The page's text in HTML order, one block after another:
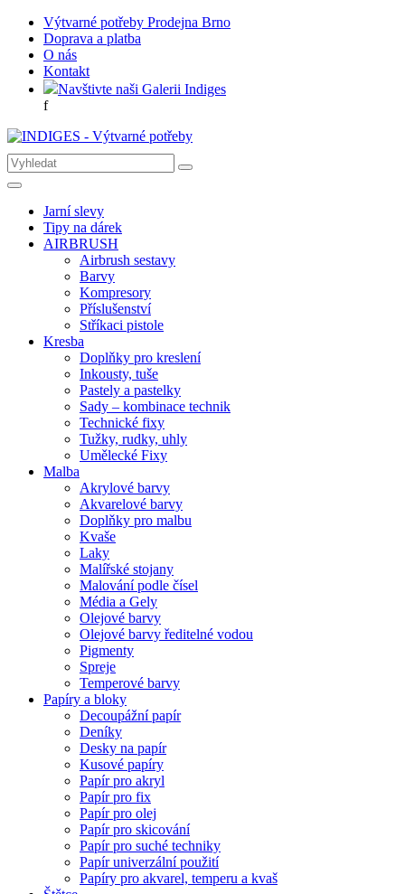
Výtvarné potřeby Prodejna Brno
Doprava a platba
O nás
Kontakt
Navštivte naši Galerii Indiges
f
Jarní slevy
Tipy na dárek
AIRBRUSH
Airbrush sestavy
Barvy
Kompresory
Příslušenství
Stříkaci pistole
Kresba
Doplňky pro kreslení
Inkousty, tuše
Pastely a pastelky
Sady – kombinace technik
Technické fixy
Tužky, rudky, uhly
Umělecké Fixy
Malba
Akrylové barvy
Akvarelové barvy
Doplňky pro malbu
Kvaše
Laky
Malířské stojany
Malování podle čísel
Média a Gely
Olejové barvy
Olejové barvy ředitelné vodou
Pigmenty
Spreje
Temperové barvy
Papíry a bloky
Decoupážní papír
Deníky
Desky na papír
Kusové papíry
Papír pro akryl
Papír pro fix
Papír pro olej
Papír pro skicování
Papír pro suché techniky
Papír univerzální použití
Papíry pro akvarel, temperu a kvaš